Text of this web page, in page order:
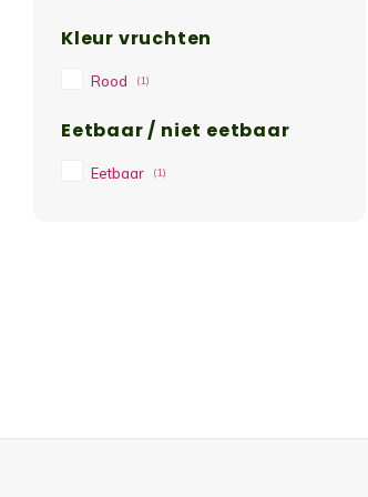
Kleur vruchten
Rood (1)
Eetbaar / niet eetbaar
Eetbaar (1)